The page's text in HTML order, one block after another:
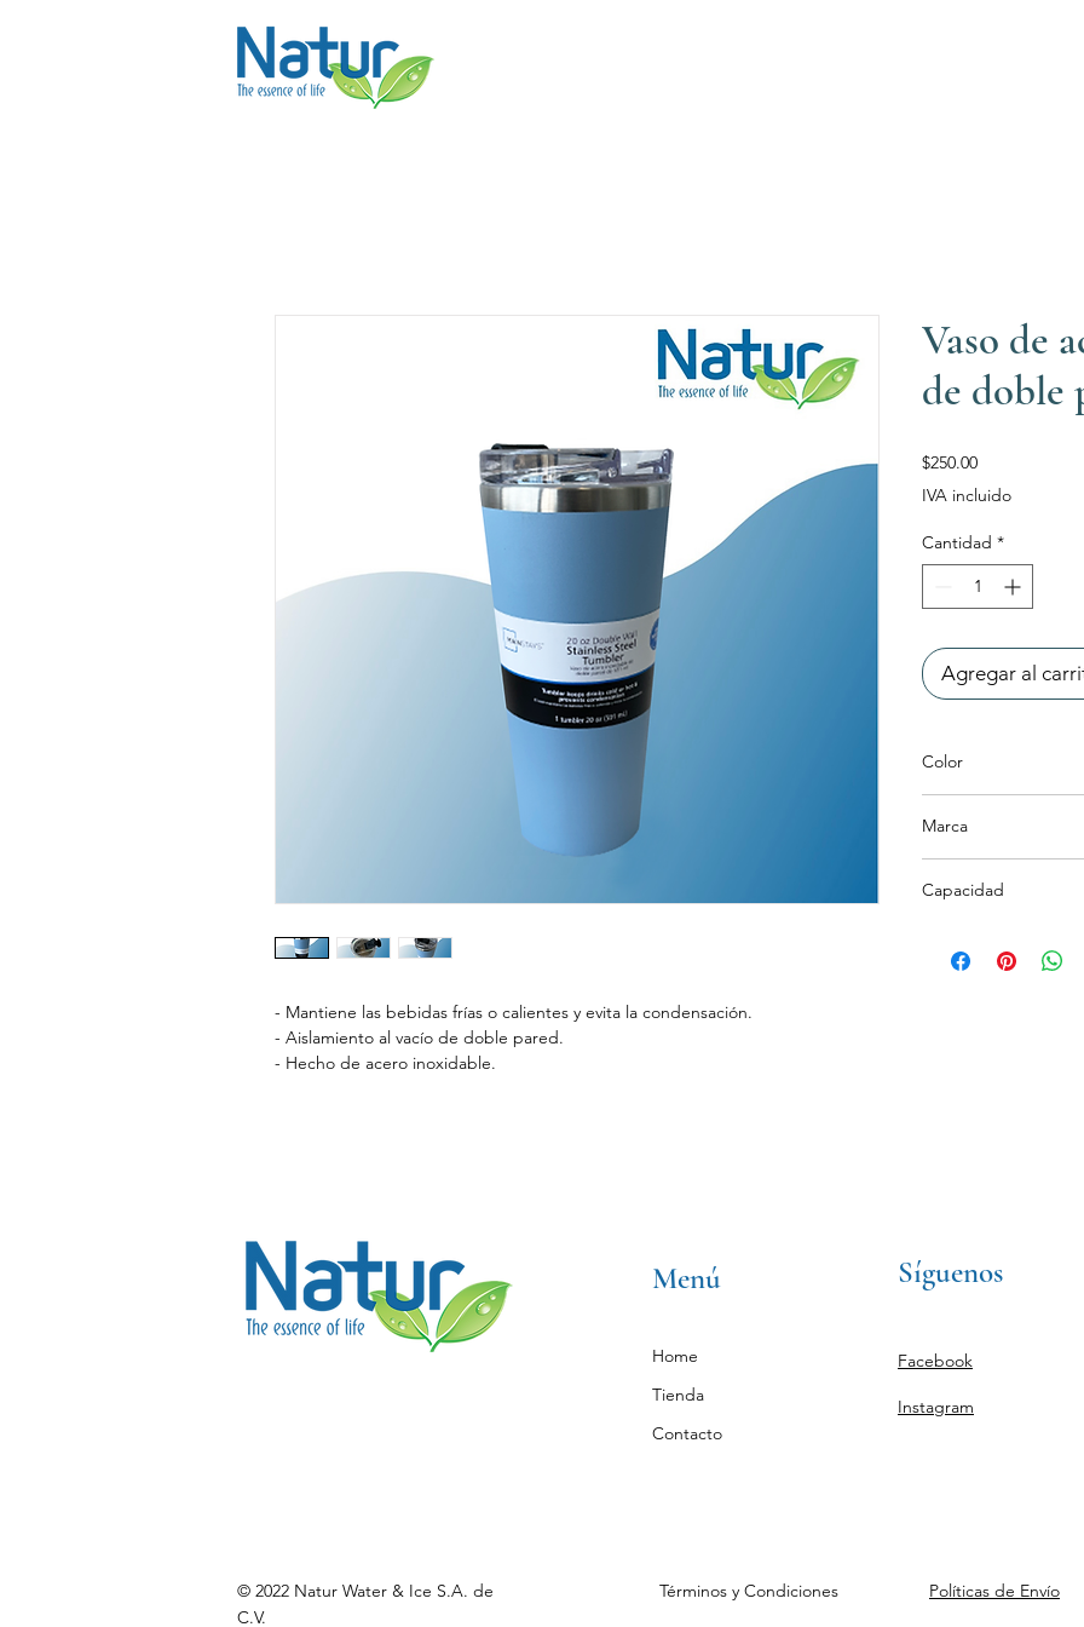
- Mantiene las bebidas frías o calientes y evita la condensación.
- Aislamiento al vacío de doble pared.
- Hecho de acero inoxidable.
Vaso de
de doble
$250.00Precio
IVA incluido
Cantidad *
Agregar al
Color
Marca
Capacidad
Menú Síguenos
Home
Tienda
Contacto
Facebook
Instagram
© 2022 Natur Water & Ice S.A. de
C.V.
Términos y Condiciones Políticas de Envío